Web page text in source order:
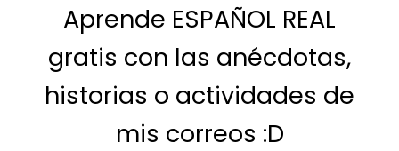
Aprende ESPAÑOL REAL
gratis con las anécdotas,
historias o actividades de
mis correos :D